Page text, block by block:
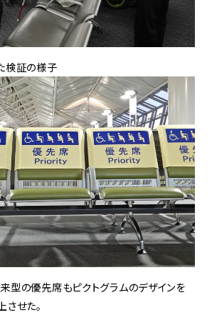
検証の様子
型の優先席もピクトグラムのデザインを
せた。